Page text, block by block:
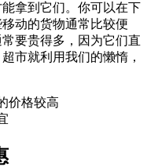
拿到它们。你可以在下
动的货物通常比较便
要贵得多，因为它们直
市就利用我们的懒惰，
价格较高